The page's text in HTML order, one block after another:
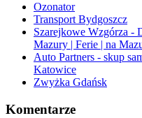
Ozonator
Transport Bydgoszcz
Szarejkowe Wzgórza -
Mazury | Ferie | na
Auto Partners - skup
Katowice
Zwyżka Gdańsk
Komentarze